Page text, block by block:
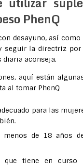
PhenQ
desayuno, así
seguir la directriz por
diaria aconseja.
aquí están
al tomar PhenQ
para las
menos de 18 años
que tiene en curso